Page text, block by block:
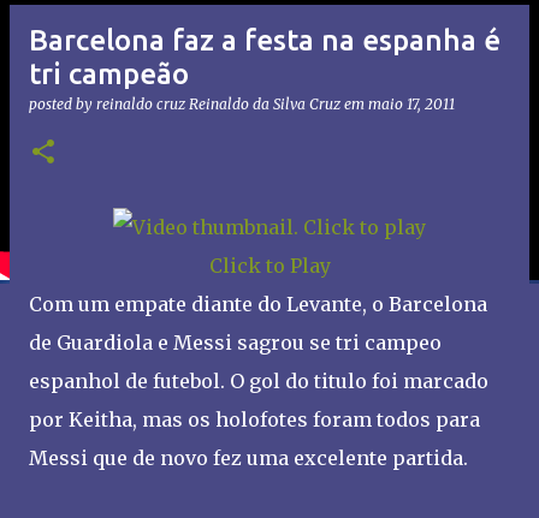
Barcelona faz a festa na espanha é
tri campeão
posted by reinaldo cruz Reinaldo da Silva Cruz em maio 17, 2011
Click to Play
Com um empate diante do Levante, o Barcelona
de Guardiola e Messi sagrou se tri campeo
espanhol de futebol. O gol do titulo foi marcado
por Keitha, mas os holofotes foram todos para
Messi que de novo fez uma excelente partida.